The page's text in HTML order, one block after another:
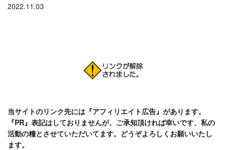
2022.11.03
当サイトのリンク先には『アフィリエイト広告』があります。
『PR』表記はしておりませんが、ご承知頂ければ幸いです、私の
活動の糧とさせていただいてます。どうぞよろしくお願いいたし
ます。